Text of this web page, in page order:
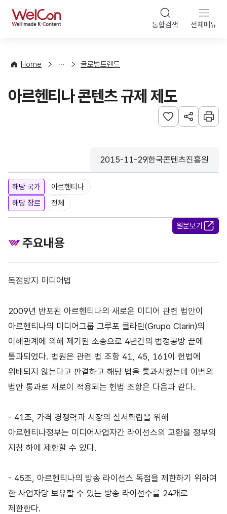
WelCon 통합검색 전체메뉴
Home
향
계
글로벌트렌드
아르헨티나 콘텐츠 규제 제도
관심사 등록하기
URL 공유하
인쇄
등록일
2015-11-29
수집기관
한국콘텐츠진흥원
해당 국가
아르헨티나
해당 장르
전체
원문보기
주요내용
독점방지 미디어법
2009년 반포된 아르헨티나의 새로운 미디어 관련 법안이
아르헨티나의 미디어그룹 그루포 클라린(Grupo Clarin)의
이해관계에 의해 제기된 소송으로 4년간의 법정공방 끝에
통과되었다. 법원은 관련 법 조항 41, 45, 161이 헌법에
위배되지 않는다고 판결하고 해당 법을 통과시켰는데 이번의
법안 통과로 새로이 적용되는 헌법 조항은 다음과 같다.
- 41조, 가격 경쟁력과 시장의 질서확립을 위해
아르헨티나정부는 미디어사업자간 라이선스의 교환을 정부의
지침 하에 제한할 수 있다.
- 45조, 아르헨티나의 방송 라이선스 독점을 제한하기 위하여
한 사업자당 보유할 수 있는 방송 라이선수를 24개로
제한한다.